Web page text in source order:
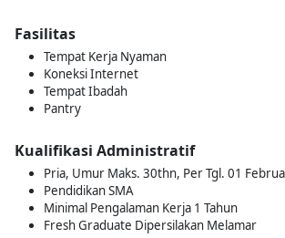
Fasilitas
Tempat Kerja Nyaman
Koneksi Internet
Tempat Ibadah
Pantry
Kualifikasi Administratif
Pria, Umur Maks. 30thn, Per Tgl. 01
Pendidikan SMA
Minimal Pengalaman Kerja 1 Tahun
Fresh Graduate Dipersilakan Melamar